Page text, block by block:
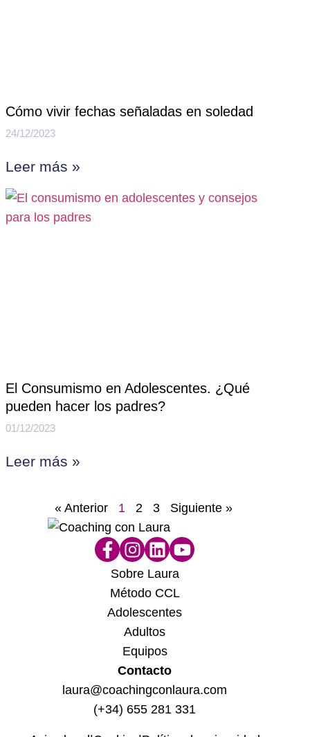
Cómo vivir fechas señaladas en soledad
24/12/2023
Leer más »
El Consumismo en Adolescentes. ¿Qué
pueden hacer los padres?
01/12/2023
Leer más »
« Anterior 1 2 3 Siguiente »
Sobre Laura
Método CCL
Adolescentes
Adultos
Equipos
Contacto
laura@coachingconlaura.com
(+34) 655 281 331